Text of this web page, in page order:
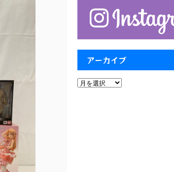
アーカイブ
ア